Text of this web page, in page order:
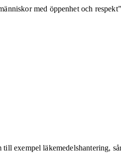
med öppenhet och
exempel läkemedelshantering,